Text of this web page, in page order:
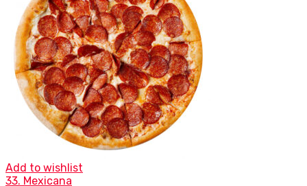
Add to wishlist
33. Mexicana